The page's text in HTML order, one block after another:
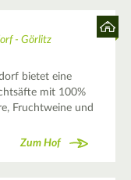
- Görlitz
bietet eine
mit 100%
Fruchtweine und
Zum Hof